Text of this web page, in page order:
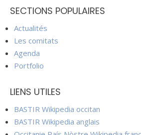
SECTIONS POPULAIRES
Actualités
Les comitats
Agenda
Portfolio
LIENS UTILES
BASTIR Wikipedia occitan
BASTIR Wikipedia anglais